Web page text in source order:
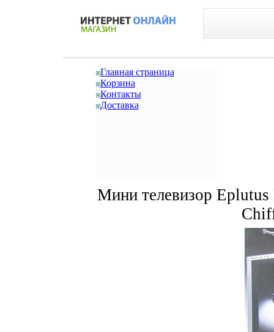
Главная страница
Корзина
Контакты
Доставка
Мини телевизор Eplutus